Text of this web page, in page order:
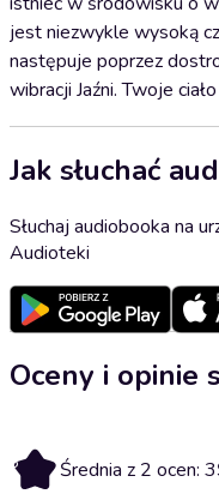
jest niezwykle wysoką
następuje poprzez
wibracji Jaźni. Twoje
Jak słuchać
Słuchaj audiobooka na
Audioteki
Oceny i opinie
3 Średnia z 2 ocen: 3